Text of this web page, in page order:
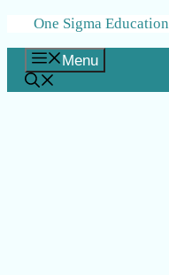
Skip
content
One Sigma Education
Menu